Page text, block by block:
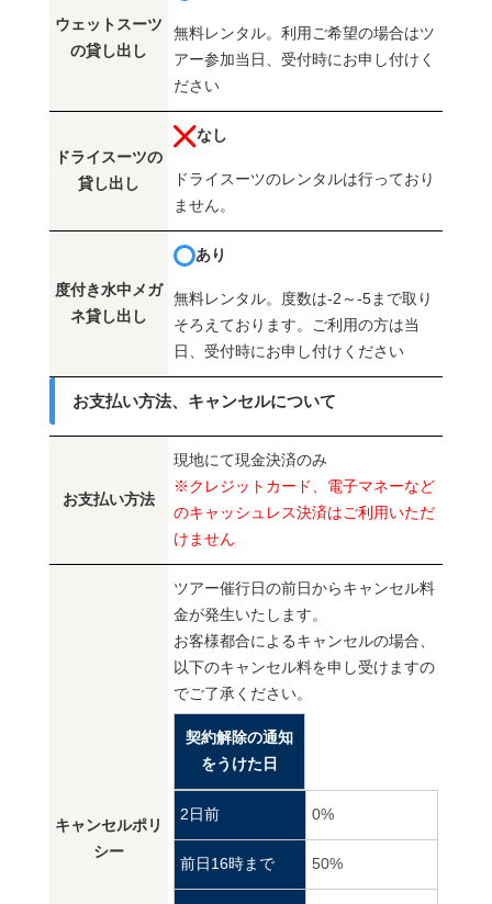
ウェットスーツ
の貸し出し
無料レンタル。利用ご希望の場合はツ
アー参加当日、受付時にお申し付けく
ださい
ドライスーツの
貸し出し
なし
ドライスーツのレンタルは行っており
ません。
度付き水中メガ
ネ貸し出し
あり
無料レンタル。度数は-2～-5まで取り
そろえております。ご利用の方は当
日、受付時にお申し付けください
お支払い方法、キャンセルについて
お支払い方法
現地にて現金決済のみ
※クレジットカード、電子マネーなど
のキャッシュレス決済はご利用いただ
けません
キャンセルポリ
シー
ツアー催行日の前日からキャンセル料
金が発生いたします。
お客様都合によるキャンセルの場合、
以下のキャンセル料を申し受けますの
でご了承ください。
契約解除の通知
をうけた日
2日前 0%
前日16時まで 50%